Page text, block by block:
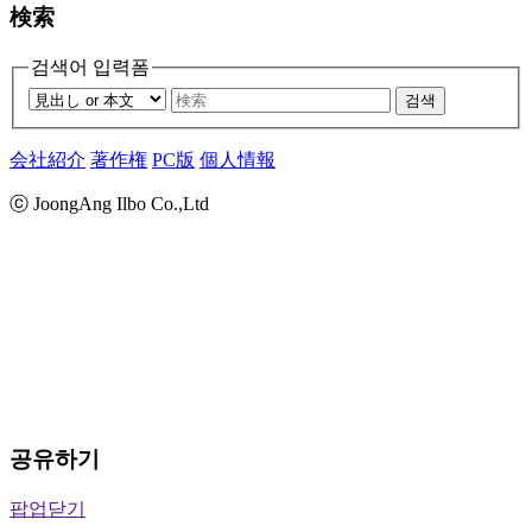
検索
검색어 입력폼
검색
会社紹介 著作権 PC版 個人情報
ⓒ JoongAng Ilbo Co.,Ltd
공유하기
팝업닫기